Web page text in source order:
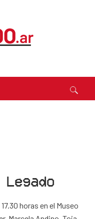
horas en el Museo